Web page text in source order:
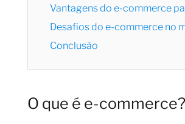
Vantagens do e-commerce
Desafios do e-commerce no
Conclusão
O que é e-commerce?